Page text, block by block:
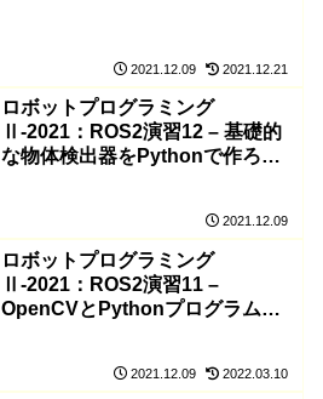
2021.12.09 2021.12.21
ロボットプログラミング
Ⅱ-2021：ROS2演習12 – 基礎的
な物体検出器をPythonで作ろ
2021.12.09
ロボットプログラミング
Ⅱ-2021：ROS2演習11 –
OpenCVとPythonプログラムで
2021.12.09 2022.03.10